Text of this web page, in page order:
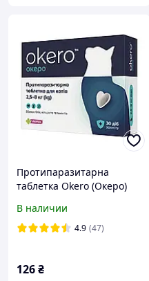
Протипаразитарна
таблетка Okero (Океро)
гельмінтів від 2,5 до 8 кг
(1 табл.)
В наличии
4.9 (47)
126₴